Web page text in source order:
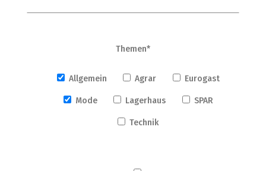
Themen*
Allgemein Agrar Eurogast
Mode Lagerhaus SPAR
Technik